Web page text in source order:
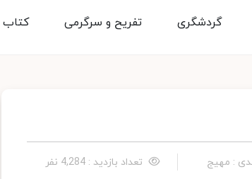
کتاب تفریح و سرگرمی گردشگری
: مهیج تعداد بازدید : 4,284 نفر